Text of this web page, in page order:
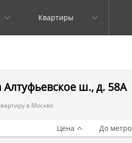
Квартиры
Алтуфьевское ш., д. 58А
в Москве
Цена До метро